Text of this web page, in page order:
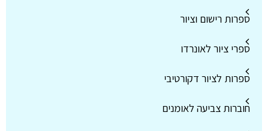
ספרות רישום וציור
ספרי ציור לאונרדו
ספרות לציור דקורטיבי
חוברות צביעה לאומנים